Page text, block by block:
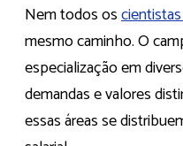
Nem todos os
mesmo caminho. O
especialização em
demandas e valores
essas áreas se